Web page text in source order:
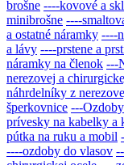
brošne ----kovové a
minibrošne ----
a ostatné náramky ----
a lávy ----prstene a
náramky na členok ---
nerezovej a
náhrdelníky z
šperkovnice ---
prívesky na kabelky a
pútka na ruku a mobil
----ozdoby do vlasov